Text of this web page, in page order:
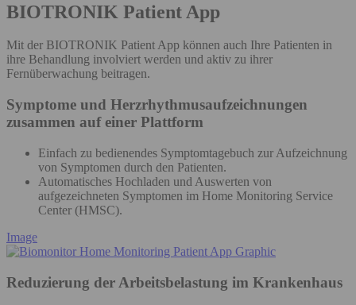
BIOTRONIK Patient App
Mit der BIOTRONIK Patient App können auch Ihre Patienten in
ihre Behandlung involviert werden und aktiv zu ihrer
Fernüberwachung beitragen.
Symptome und Herzrhythmusaufzeichnungen
zusammen auf einer Plattform
Einfach zu bedienendes Symptomtagebuch zur Aufzeichnung
von Symptomen durch den Patienten.
Automatisches Hochladen und Auswerten von
aufgezeichneten Symptomen im Home Monitoring Service
Center (HMSC).
Image
Reduzierung der Arbeitsbelastung im Krankenhaus